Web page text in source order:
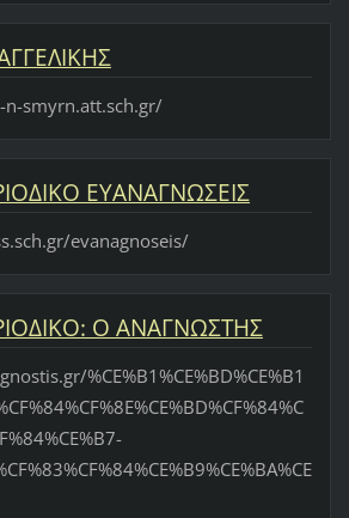
smyrn.att.sch.gr/
ΕΥΑΝΑΓΝΩΣΕΙΣ
evanagnoseis/
O ΑΝΑΓΝΩΣΤΗΣ
%CE%B1%CE%BD%CE%B1